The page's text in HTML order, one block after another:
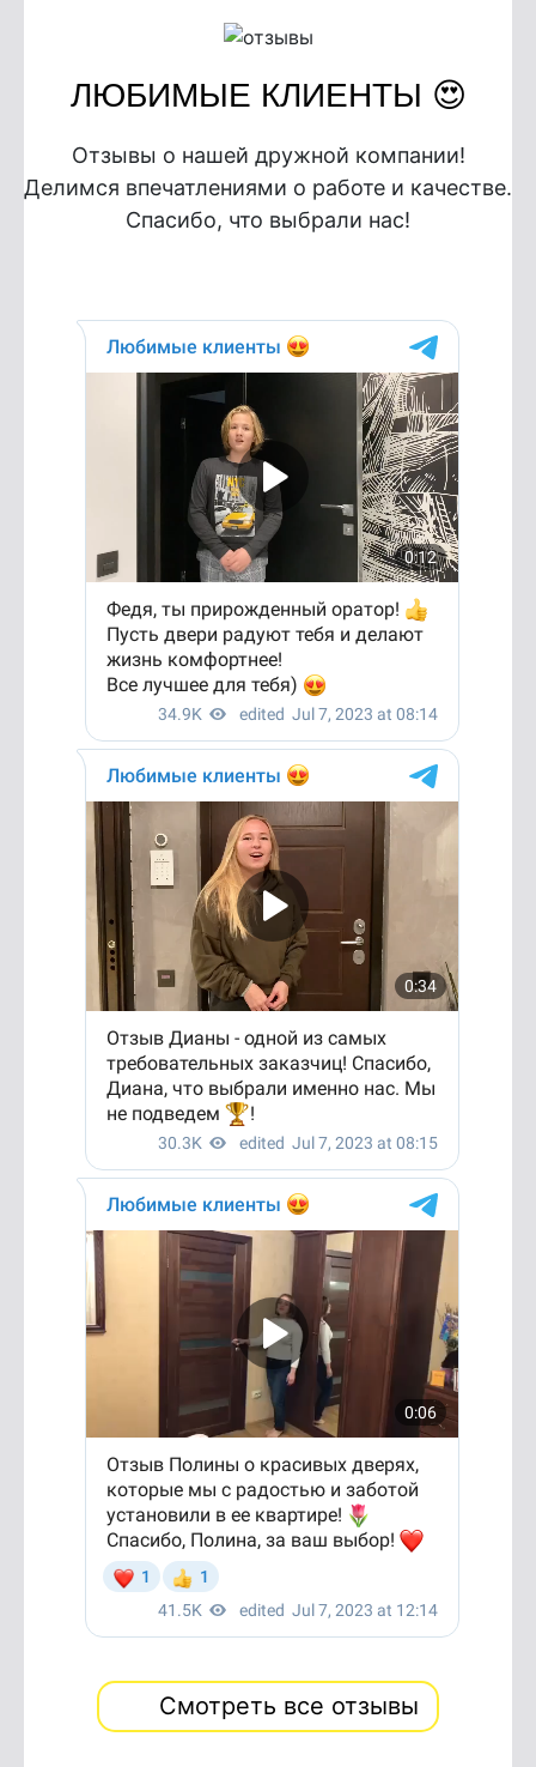
ЛЮБИМЫЕ КЛИЕНТЫ 😍
Отзывы о нашей дружной компании!
Делимся впечатлениями о работе и качестве.
Спасибо, что выбрали нас!
Смотреть все отзывы